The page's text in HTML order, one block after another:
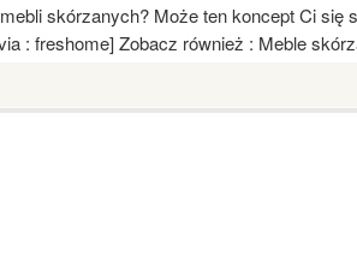
skórzanych? Może ten koncept Ci się
: freshome] Zobacz również : Meble